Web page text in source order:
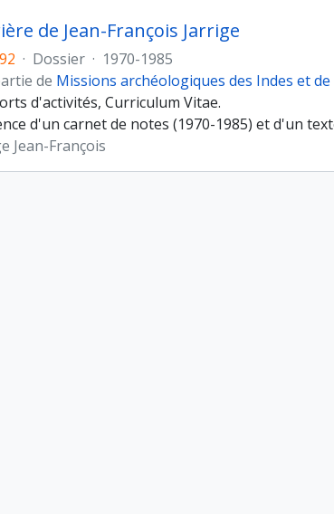
de Jean-François Jarrige
· Dossier · 1970-1985
de Missions archéologiques des Indes et
d'activités, Curriculum Vitae.
d'un carnet de notes (1970-1985) et d'un
Jean-François